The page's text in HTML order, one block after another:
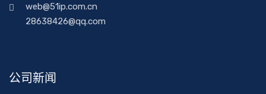
web@51ip.com.cn
28638426@qq.com
公司新闻